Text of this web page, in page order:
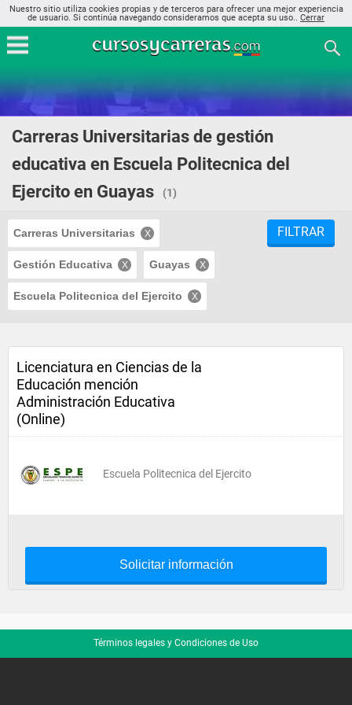
Nuestro sitio utiliza cookies propias y de terceros para ofrecer una mejor experiencia
de usuario. Si continúa navegando consideramos que acepta su uso.. Cerrar
Carreras Universitarias de gestión
educativa en Escuela Politecnica del
Ejercito en Guayas
(1)
Carreras Universitarias
Gestión Educativa Guayas
Escuela Politecnica del Ejercito
FILTRAR
Licenciatura en Ciencias de la
Educación mención
Administración Educativa
(Online)
Escuela Politecnica del Ejercito
Solicitar información
Términos legales y Condiciones de Uso